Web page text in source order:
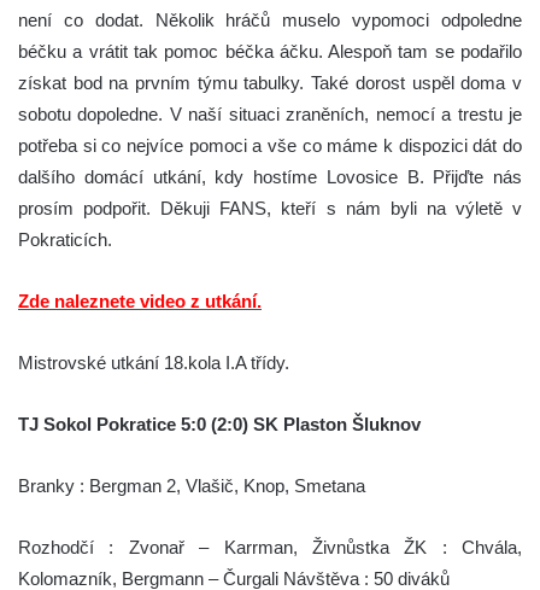
není co dodat. Několik hráčů muselo vypomoci odpoledne
béčku a vrátit tak pomoc béčka áčku. Alespoň tam se podařilo
získat bod na prvním týmu tabulky. Také dorost uspěl doma v
sobotu dopoledne. V naší situaci zraněních, nemocí a trestu je
potřeba si co nejvíce pomoci a vše co máme k dispozici dát do
dalšího domácí utkání, kdy hostíme Lovosice B. Přijďte nás
prosím podpořit. Děkuji FANS, kteří s nám byli na výletě v
Pokraticích.
Zde naleznete video z utkání.
Mistrovské utkání 18.kola I.A třídy.
TJ Sokol Pokratice 5:0 (2:0) SK Plaston Šluknov
Branky : Bergman 2, Vlašič, Knop, Smetana
Rozhodčí : Zvonař – Karrman, Živnůstka ŽK : Chvála,
Kolomazník, Bergmann – Čurgali Návštěva : 50 diváků